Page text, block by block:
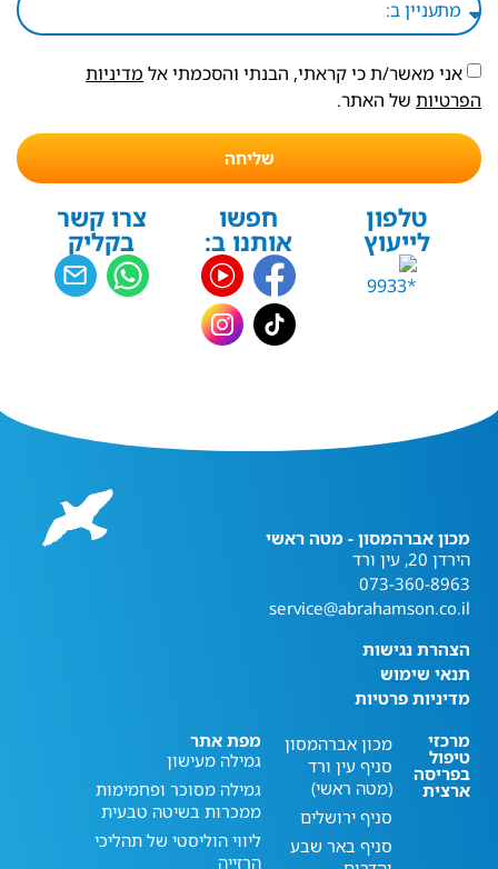
אני מאשר/ת כי קראתי, הבנתי והסכמתי אל מדיניות
הפרטיות של האתר.
שליחה
טלפון
לייעוץ
חפשו
אותנו ב:
צרו קשר
בקליק
מכון אברהמסון - מטה ראשי
הירדן 20, עין ורד
073-360-8963
service@abrahamson.co.il
הצהרת נגישות
תנאי שימוש
מדיניות פרטיות
מרכזי
טיפול
בפריסה
ארצית
מכון אברהמסון
סניף עין ורד
(מטה ראשי)
סניף ירושלים
סניף באר שבע
מפת אתר
גמילה מעישון
גמילה מסוכר ופחמימות
ממכרות בשיטה טבעית
ליווי הוליסטי של תהליכי
הרזייה